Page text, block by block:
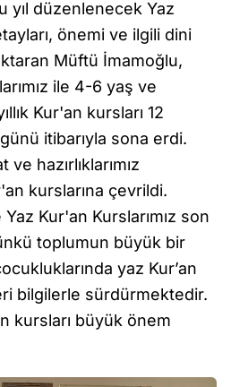
yıl düzenlenecek Yaz
önemi ve ilgili dini
Müftü İmamoğlu,
ile 4-6 yaş ve
Kur'an kursları 12
itibarıyla sona erdi.
ve hazırlıklarımız
kurslarına çevrildi.
Kur'an Kurslarımız son
toplumun büyük bir
yaz Kur’an
bilgilerle sürdürmektedir.
kursları büyük önem